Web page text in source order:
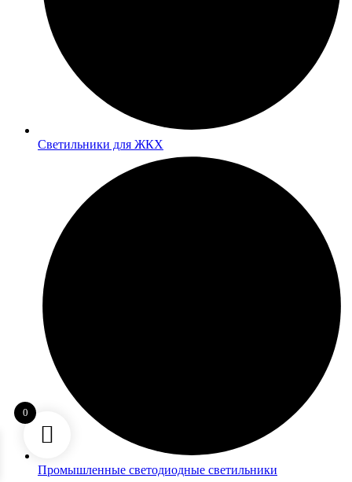
Светильники для ЖКХ
Промышленные светодиодные светильники
0